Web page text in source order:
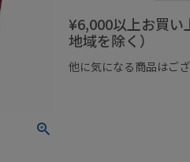
¥6,000以上お買い
地域を除く）
他に気になる商品はご